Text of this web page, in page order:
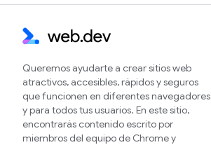
Queremos ayudarte a crear sitios web
atractivos, accesibles, rápidos y seguros
que funcionen en diferentes navegadores
y para todos tus usuarios. En este sitio,
encontrarás contenido escrito por
miembros del equipo de Chrome y